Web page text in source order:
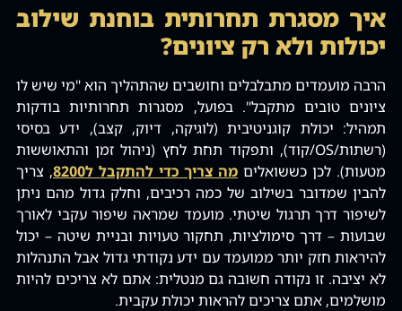
איך מסגרת תחרותית בוחנת שילוב
יכולות ולא רק ציונים?
הרבה מועמדים מתבלבלים וחושבים שהתהליך הוא "מי שיש לו
ציונים טובים מתקבל". בפועל, מסגרות תחרותיות בודקות
תמהיל: יכולת קוגניטיבית (לוגיקה, דיוק, קצב), ידע בסיסי
(רשתות/OS/קוד), ותפקוד תחת לחץ (ניהול זמן והתאוששות
מטעות). לכן כששואלים מה צריך כדי להתקבל ל8200
, צריך
להבין שמדובר בשילוב של כמה רכיבים, וחלק גדול מהם ניתן
לשיפור דרך תרגול שיטתי. מועמד שמראה שיפור עקבי לאורך
שבועות – דרך סימולציות, תחקור טעויות ובניית שיטה – יכול
להיראות חזק יותר ממועמד עם ידע נקודתי גדול אבל התנהלות
לא יציבה. זו נקודה חשובה גם מנטלית: אתם לא צריכים להיות
מושלמים, אתם צריכים להראות יכולת עקבית.